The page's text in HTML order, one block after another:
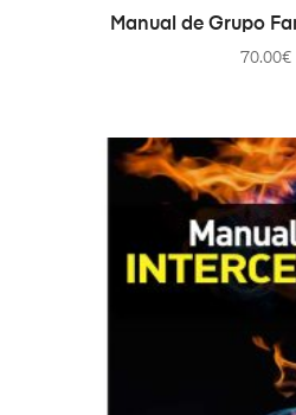
Manual de Grupo
70.00€